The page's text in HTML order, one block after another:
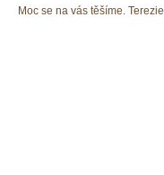
Moc se na vás těšíme. Terezie